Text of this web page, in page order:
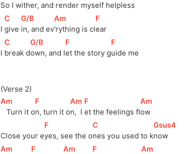
So I wither, and render myself helpless
I
[
C
give
[
G/B
in, and ev
[
Am
'rything is cl
[F
ear
I
[
C
break d
[
G/B
own, and l
[F
et the story g
[F
uide me
(Verse 2)
[
Am
   Turn it o
[F
n, turn it o
[
Am ]
n,  l
[F
et the feelings fl
[
Am
ow
Close your e
[F
yes, see the o
[
C
nes you used to k
[
Gsus4
now
[
Am [F [
Am [F [
Am